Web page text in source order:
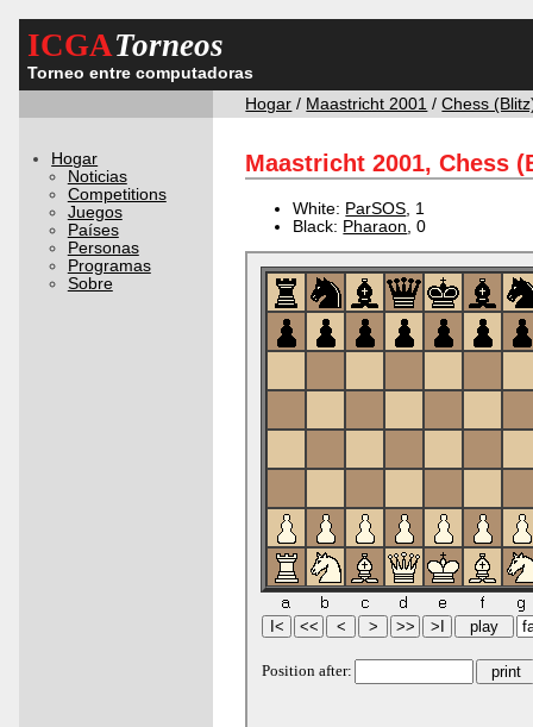
ICGATorneos
Torneo entre computadoras
Hogar / Maastricht 2001 /Chess
Hogar
Noticias
Competitions
Juegos
Países
Personas
Programas
Sobre
Maastricht 2001, Chess
White: ParSOS , 1
Black: Pharaon , 0